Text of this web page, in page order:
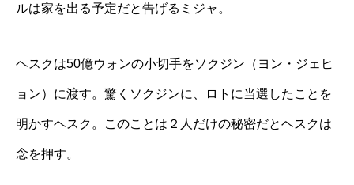
ルは家を出る予定だと告げるミジャ。
ヘスクは50億ウォンの小切手をソクジン（ヨン・ジェヒ
ョン）に渡す。驚くソクジンに、ロトに当選したことを
明かすヘスク。このことは２人だけの秘密だとヘスクは
念を押す。